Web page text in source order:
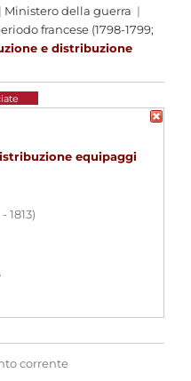
Ministero della guerra |
francese (1798-1799;
e distribuzione
equipaggi
1813)
corrente